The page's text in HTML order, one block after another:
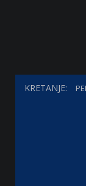
KRETANJE: